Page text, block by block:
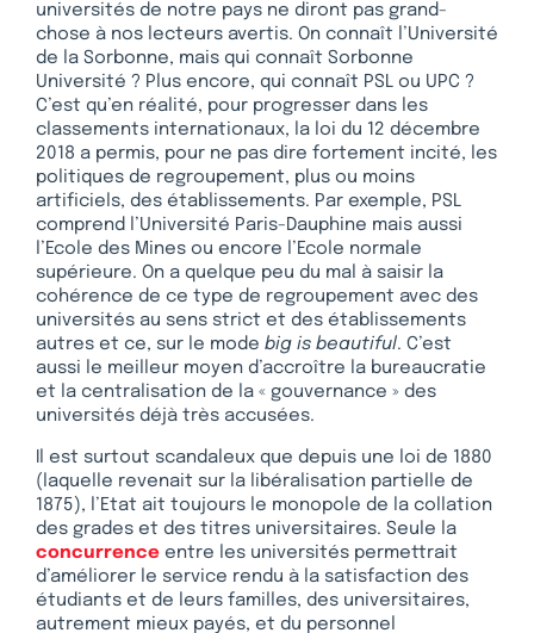
universités de notre pays ne diront pas grand-
chose à nos lecteurs avertis. On connaît l’Université
de la Sorbonne, mais qui connaît Sorbonne
Université ? Plus encore, qui connaît PSL ou UPC ?
C’est qu’en réalité, pour progresser dans les
classements internationaux, la loi du 12 décembre
2018 a permis, pour ne pas dire fortement incité, les
politiques de regroupement, plus ou moins
artificiels, des établissements. Par exemple, PSL
comprend l’Université Paris-Dauphine mais aussi
l’Ecole des Mines ou encore l’Ecole normale
supérieure. On a quelque peu du mal à saisir la
cohérence de ce type de regroupement avec des
universités au sens strict et des établissements
autres et ce, sur le mode big is beautiful. C’est
aussi le meilleur moyen d’accroître la bureaucratie
et la centralisation de la « gouvernance » des
universités déjà très accusées.
Il est surtout scandaleux que depuis une loi de 1880
(laquelle revenait sur la libéralisation partielle de
1875), l’Etat ait toujours le monopole de la collation
des grades et des titres universitaires. Seule la
concurrence entre les universités permettrait
d’améliorer le service rendu à la satisfaction des
étudiants et de leurs familles, des universitaires,
autrement mieux payés, et du personnel